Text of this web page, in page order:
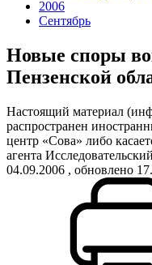
2006
Сентябрь
Новые споры
Пензенской
Настоящий материал
распространен
центр «Сова» либо
агента
04.09.2006 , обновлено